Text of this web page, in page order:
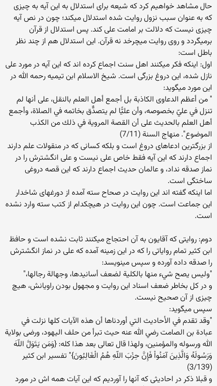
حال مشاهد خواهیم کرد که شیعه برای استدلال به این آیه به چیزی
که به عنوان سبب نزول روایت شده استدلال میکند؛ چون در نص آیه
چیزی نیست که دلالت بر امامت علی کند. پس استدلال از قرآن
برمیگردد و روی روایت میچرخد نه قرآن. این استدلال هم از چند نظر
باطل است:
اول: اینکه فکر میکنند اهل سنت اجماع کرده اند که این آیه در مورد علی
نازل شده، این دروغ بزرگی است. شیخ الاسلام ابن تیمیه رحمه الله در
این مورد میگوید:
" من أعظم الدعاوى الكاذبة بل أجمع أهل العلم بالنقل، على أنها لم
تنزل في عليّ بخصوصه، وأن عليًّا لم يتصدٌّق بخاتمه في الصلاة، وأجمع
أهل العلم بالحديث على أن القصة المروية في ذلك من الكذب
الموضوع". منهاج السنة (7/11)
از بزرگترین ادعاهای دروغ است و بلکه کسانی که در منقولات علم دارند
اجماع دارند که این آیه فقط خاص علی نیست و علی انگشترش را در
نماز صدقه نداد، و عالمان حدیث اجماع دارند که این قصه دروغی
ساختگی است.
اما اینکه گفته اند این روایت در صحاح سته آمده از دورغهای شاخدار
این جماعت است. چون این روایت در هیچکدام از کتب سته وارد نشده
است.
دوم: روایتی که آقایون به آن احتجاج میکنند ثابت نشده است و حافظ
ابن کثیر تمام روایاتی را که در این زمینه آمده که علی در نماز انگشترش
را صدقه داده آورده و سپس مینویسد:
"وليس يصح شيء منها بالكلية لضعف أسانيدها، وجهالة رجالها،"
و در کل بخاطر ضعف اسناد این روایت و مجهول بودن راویانش، هیچ
چیزی از آن صحیح نیست.
سپس میگوید:
"وقد تقدم في الأحاديث التي أوردناها أن هذه الآيات كلها نزلت في
عبادة بن الصامت رضي الله عنه حيث تبرأ من حلف اليهود، ورضى بولاية
الله ورسوله والمؤمنين، ولهذا قال تعالى بعد هذا كله: {وَمَن يَتَوَلَّ اللّهَ
وَرَسُولَهُ وَالَّذِينَ آمَنُواْ فَإِنَّ حِزْبَ اللّهِ هُمُ الْغَالِبُونَ}" تفسير ابن كثير
(3/139)
و قبلا ذکر در احادیثی که آنها را آوردیم که این آیات همه اش در مورد